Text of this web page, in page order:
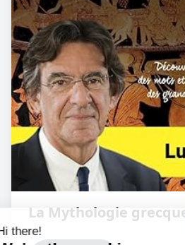
La Mythologie